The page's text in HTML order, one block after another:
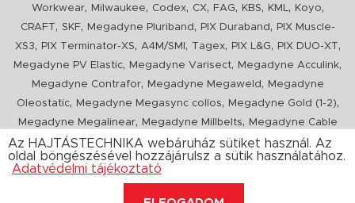
Workwear, Milwaukee, Codex, CX, FAG, KBS, KML, Koyo,
CRAFT, SKF, Megadyne Pluriband , PIX Duraband ,
PIX Muscle-
XS3, PIX Terminator-XS, A4M/SMI , Tagex, PIX L&G, PIX DUO-XT,
Megadyne PV Elastic, Megadyne Varisect, Megadyne Acculink,
Megadyne Contrafor, Megadyne Megaweld ,
Megadyne
Oleostatic, Megadyne Megasync collos, Megadyne Gold (1-2),
Megadyne Megalinear, Megadyne Millbelts,
Megadyne Cable
Pull, PIX X'Ceed,Megadyne Pull Down, Optibelt VB,Mitsuboshi
ConCar,Megadyne Megarib ,PIX HARVESTER,Urgent
Az HAJTÁSTECHNIKA webáruház sütiket használ. Az
oldal böngészésével hozzájárulsz a sütik használatához.
Adatvédelmi tájékoztató